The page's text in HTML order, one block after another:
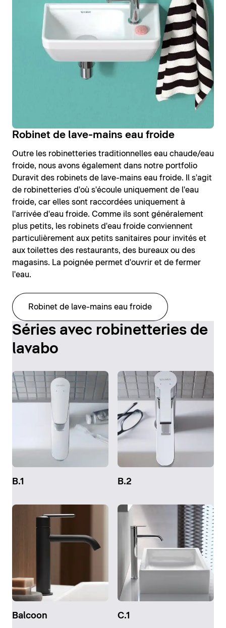
Robinet de lave-mains eau froide
Outre les robinetteries traditionnelles eau chaude/eau
froide, nous avons également dans notre portfolio
Duravit des robinets de lave-mains eau froide. Il s'agit
de robinetteries d'où s'écoule uniquement de l'eau
froide, car elles sont raccordées uniquement à
l'arrivée d'eau froide. Comme ils sont généralement
plus petits, les robinets d'eau froide conviennent
particulièrement aux petits sanitaires pour invités et
aux toilettes des restaurants, des bureaux ou des
magasins. La poignée permet d'ouvrir et de fermer
l'eau.
Robinet de lave-mains eau froide
Séries avec robinetteries de
lavabo
B.1 B.2
Balcoon C.1